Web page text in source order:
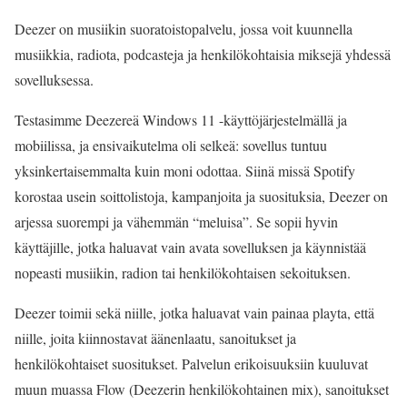
Deezer on musiikin suoratoistopalvelu, jossa voit kuunnella
musiikkia, radiota, podcasteja ja henkilökohtaisia miksejä yhdessä
sovelluksessa.
Testasimme Deezereä Windows 11 -käyttöjärjestelmällä ja
mobiilissa, ja ensivaikutelma oli selkeä: sovellus tuntuu
yksinkertaisemmalta kuin moni odottaa. Siinä missä Spotify
korostaa usein soittolistoja, kampanjoita ja suosituksia, Deezer on
arjessa suorempi ja vähemmän “meluisa”. Se sopii hyvin
käyttäjille, jotka haluavat vain avata sovelluksen ja käynnistää
nopeasti musiikin, radion tai henkilökohtaisen sekoituksen.
Deezer toimii sekä niille, jotka haluavat vain painaa playta, että
niille, joita kiinnostavat äänenlaatu, sanoitukset ja
henkilökohtaiset suositukset. Palvelun erikoisuuksiin kuuluvat
muun muassa Flow (Deezerin henkilökohtainen mix), sanoitukset